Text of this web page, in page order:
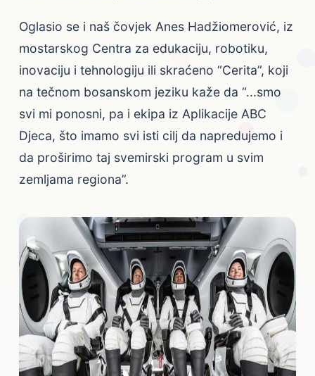
Oglasio se i naš čovjek Anes Hadžiomerović, iz
mostarskog Centra za edukaciju, robotiku,
inovaciju i tehnologiju ili skraćeno “Cerita”, koji
na tečnom bosanskom jeziku kaže da “...smo
svi mi ponosni, pa i ekipa iz Aplikacije ABC
Djeca, što imamo svi isti cilj da napredujemo i
da proširimo taj svemirski program u svim
zemljama regiona”.